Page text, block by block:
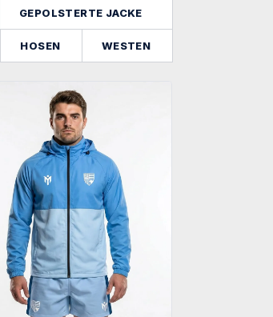
GEPOLSTERTE JACKE
HOSEN WESTEN